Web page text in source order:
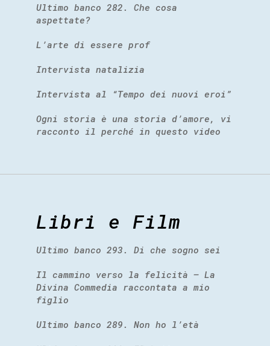
Ultimo banco 282. Che cosa
aspettate?
L’arte di essere prof
Intervista natalizia
Intervista al “Tempo dei nuovi eroi”
Ogni storia è una storia d’amore, vi
racconto il perché in questo video
Libri e Film
Ultimo banco 293. Di che sogno sei
Il cammino verso la felicità – La
Divina Commedia raccontata a mio
figlio
Ultimo banco 289. Non ho l’età